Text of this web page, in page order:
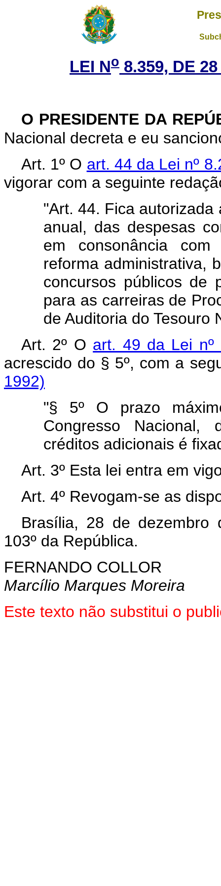
LEI No 8.359, DE
O PRESIDENTE DA
Nacional decreta e eu
Art. 1º O art. 44 da Lei nº
vigorar com a seguinte
"Art. 44. Fica
anual, das despesas
em consonância
reforma administrativa,
concursos públicos de
para as carreiras de
de Auditoria do Tesouro
Art. 2º O art. 49 da Lei
acrescido do § 5º, com a
1992)
"§ 5º O prazo
Congresso
créditos adicionais é
Art. 3º Esta lei entra em
Art. 4º Revogam-se as
Brasília, 28 de dezembro
103º da República.
FERNANDO COLLOR
Marcílio Marques Moreira
Este texto não substitui o